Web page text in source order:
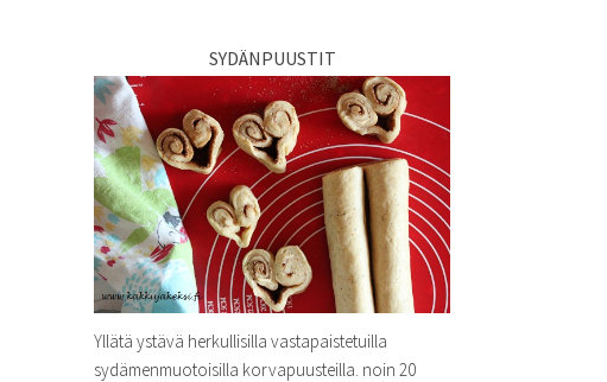
SYDÄNPUUSTIT
Yllätä ystävä herkullisilla vastapaistetuilla
sydämenmuotoisilla korvapuusteilla. noin 20